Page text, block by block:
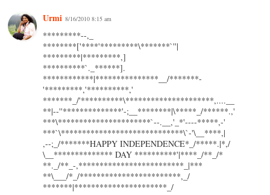
Urmi 8/16/2010 8:15 am
*********--,_
********['****'*********\*******`''|
*********|*********,]
**********`._******].
************|***************__/*******-
'*********,'**********,'
*******_/'**********\*********************,....__
**|--''**************'-;__********|\*****_/******.,'
***\**********************`--.__,'_*'----*****,-'
***`\*****************************\`-'\__****,|
,--;_/*******HAPPY INDEPENDENCE*_/*****.|*,/
\__************** DAY **********'|****_/**_/*
**._/**_-,*************************_|***
**\___/*_/************************,_/
*******|**********************_/